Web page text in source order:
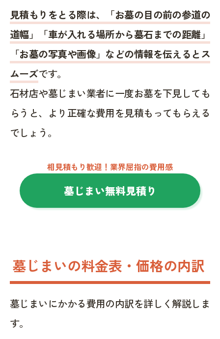
見積もりをとる際は、「お墓の目の前の参道の
道幅」「車が入れる場所から墓石までの距離」
「お墓の写真や画像」などの情報を伝えるとス
ムーズです。
石材店や墓じまい業者に一度お墓を下見しても
らうと、より正確な費用を見積もってもらえる
でしょう。
相見積もり歓迎！業界屈指の費用感
墓じまい無料見積り
墓じまいの料金表・価格の内訳
墓じまいにかかる費用の内訳を詳しく解説しま
す。